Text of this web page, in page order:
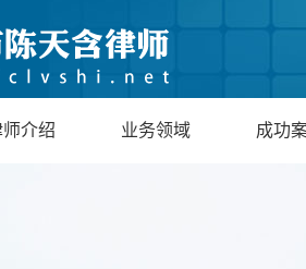
介绍 业务领域 成功